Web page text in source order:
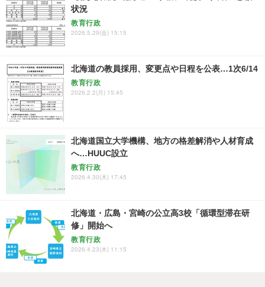
状況
教育行政
2026.5.29(金) 15:15
北海道の教員採用、変更点や日程を公表…1次6/14
教育行政
2026.2.2(月) 15:45
北海道国立大学機構、地方の格差解消や人材育成
へ…HUUC設立
教育行政
2026.4.30(木) 17:45
北海道・広島・宮崎の公立高3校「循環型滞在研
修」開始へ
教育行政
2026.4.23(木) 11:15